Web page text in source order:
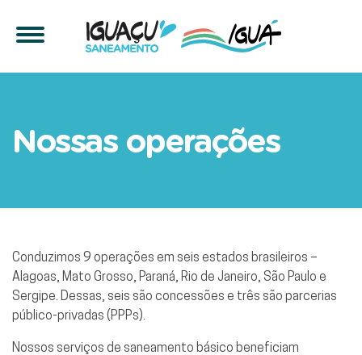
Nossas operações
Conduzimos 9 operações em seis estados brasileiros –
Alagoas, Mato Grosso, Paraná, Rio de Janeiro, São Paulo e
Sergipe. Dessas, seis são concessões e três são parcerias
público-privadas (PPPs).
Nossos serviços de saneamento básico beneficiam